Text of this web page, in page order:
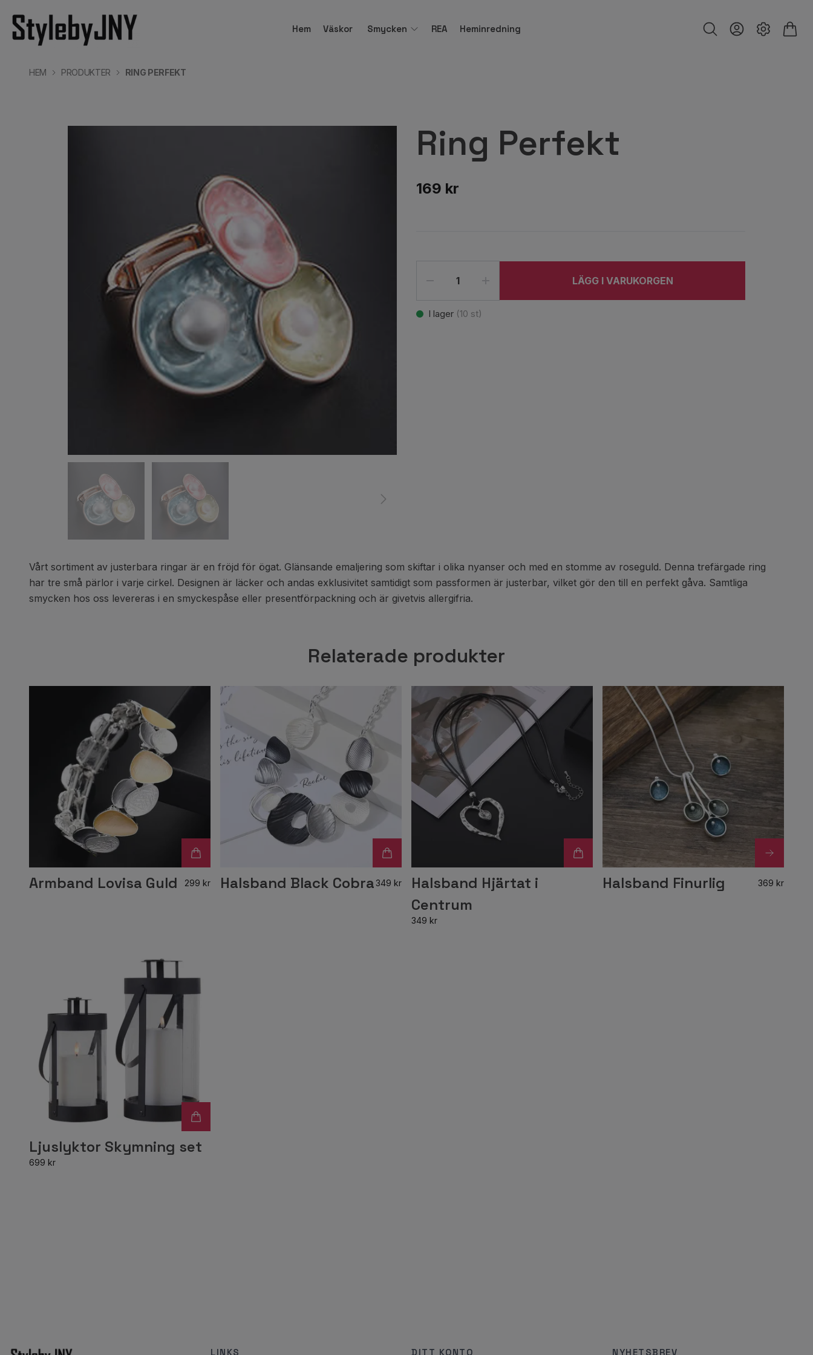
Hem Väskor Smycken REA Heminredning
HEM PRODUKTER RING PERFEKT
Ring Perfekt
169 kr
LÄGG I VARUKORGEN
I lager (10 st)
Vårt sortiment av justerbara ringar är en fröjd för ögat. Glänsande emaljering som skiftar i olika nyanser och med en stomme av roseguld. Denna trefärgade ring
har tre små pärlor i varje cirkel. Designen är läcker och andas exklusivitet samtidigt som passformen är justerbar, vilket gör den till en perfekt gåva. Samtliga
smycken hos oss levereras i en smyckespåse eller presentförpackning och är givetvis allergifria.
Relaterade produkter
Armband Lovisa Guld 299 kr Halsband Black Cobra349 kr
Halsband Hjärtat i
Centrum
349 kr
Halsband Finurlig 369 kr
Ljuslyktor Skymning set
699 kr
LINKS DITT KONTO NYHETSBREV